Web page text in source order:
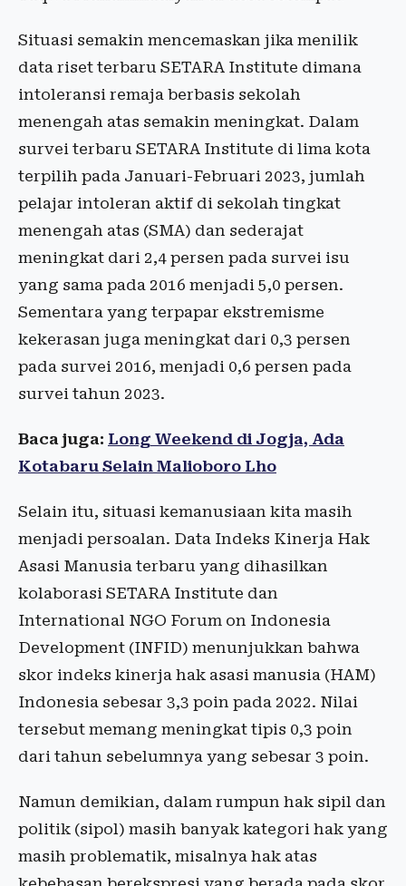
Situasi semakin mencemaskan jika menilik
data riset terbaru SETARA Institute dimana
intoleransi remaja berbasis sekolah
menengah atas semakin meningkat. Dalam
survei terbaru SETARA Institute di lima kota
terpilih pada Januari-Februari 2023, jumlah
pelajar intoleran aktif di sekolah tingkat
menengah atas (SMA) dan sederajat
meningkat dari 2,4 persen pada survei isu
yang sama pada 2016 menjadi 5,0 persen.
Sementara yang terpapar ekstremisme
kekerasan juga meningkat dari 0,3 persen
pada survei 2016, menjadi 0,6 persen pada
survei tahun 2023.
Baca juga: Long Weekend di Jogja, Ada
Kotabaru Selain Malioboro Lho
Selain itu, situasi kemanusiaan kita masih
menjadi persoalan. Data Indeks Kinerja Hak
Asasi Manusia terbaru yang dihasilkan
kolaborasi SETARA Institute dan
International NGO Forum on Indonesia
Development (INFID) menunjukkan bahwa
skor indeks kinerja hak asasi manusia (HAM)
Indonesia sebesar 3,3 poin pada 2022. Nilai
tersebut memang meningkat tipis 0,3 poin
dari tahun sebelumnya yang sebesar 3 poin.
Namun demikian, dalam rumpun hak sipil dan
politik (sipol) masih banyak kategori hak yang
masih problematik, misalnya hak atas